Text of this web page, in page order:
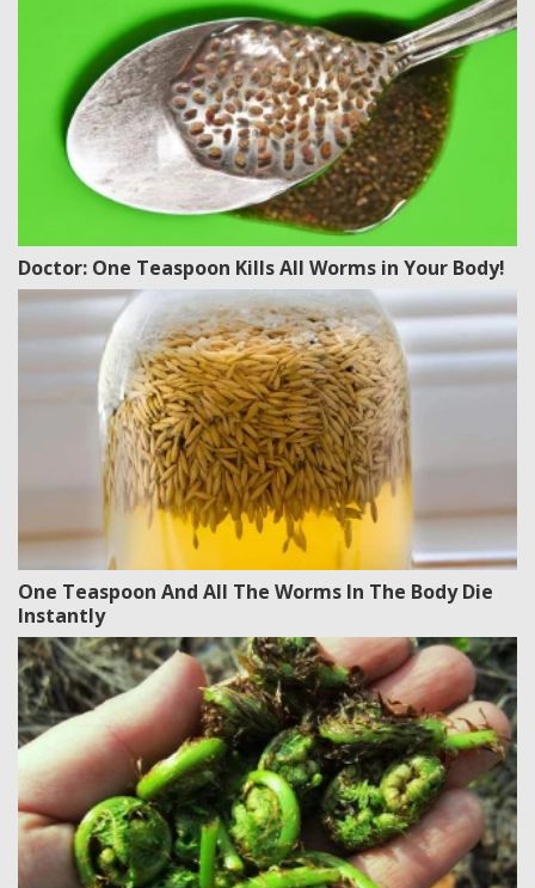
Doctor: One Teaspoon Kills All Worms in Your Body!
One Teaspoon And All The Worms In The Body Die
Instantly